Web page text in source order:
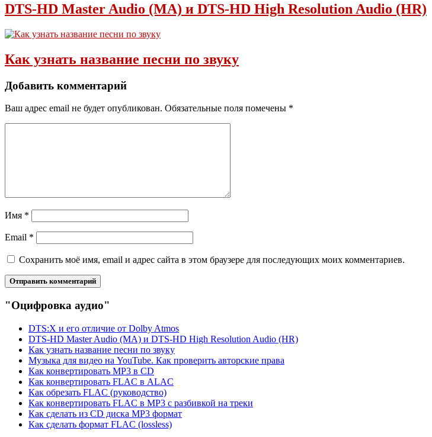
DTS-HD Master Audio (MA) и DTS-HD High Resolution Audio (HR)
Как узнать название песни по звуку
Добавить комментарий
Ваш адрес email не будет опубликован. Обязательные поля помечены *
Имя *
Email *
Сохранить моё имя, email и адрес сайта в этом браузере для последующих моих комментариев.
"Оцифровка аудио"
DTS:X и его отличие от Dolby Atmos
DTS-HD Master Audio (MA) и DTS-HD High Resolution Audio (HR)
Как узнать название песни по звуку
Музыка для видео на YouTube. Как проверить авторские права
Как конвертировать MP3 в CD
Как конвертировать FLAC в ALAC
Как обрезать FLAC (руководство)
Как конвертировать FLAC в MP3 с разбивкой на треки
Как сделать из CD диска MP3 формат
Как сделать формат FLAC (lossless)